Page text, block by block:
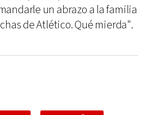
un abrazo a la familia
de Atlético. Qué mierda".